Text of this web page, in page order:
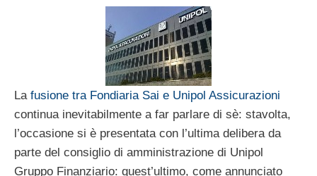
La fusione tra Fondiaria Sai e Unipol Assicurazioni
continua inevitabilmente a far parlare di sè: stavolta,
l’occasione si è presentata con l’ultima delibera da
parte del consiglio di amministrazione di Unipol
Gruppo Finanziario: quest’ultimo, come annunciato